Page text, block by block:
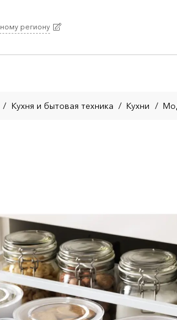
региону
/ Кухня и бытовая техника / Кухни /